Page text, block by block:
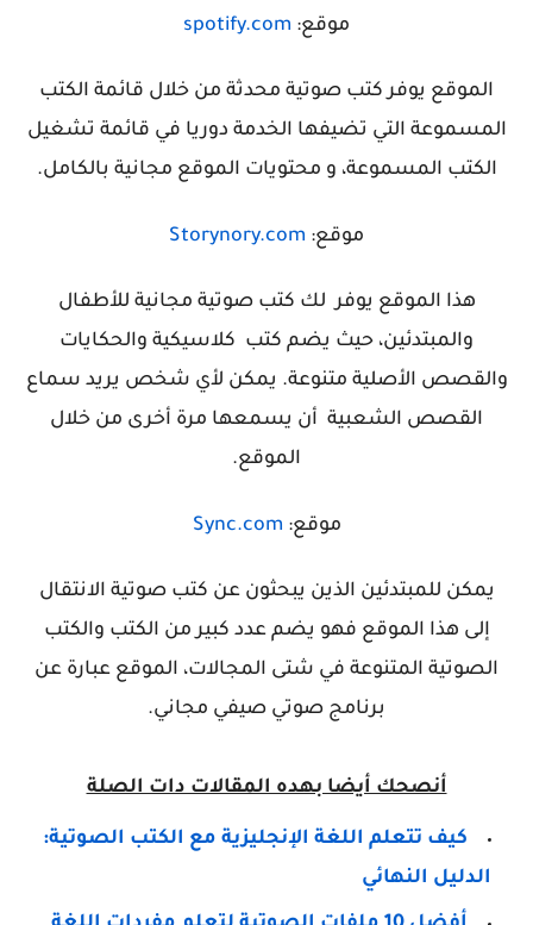
موقع: spotify.com
الموقع يوفر كتب صوتية محدثة من خلال قائمة الكتب
المسموعة التي تضيفها الخدمة دوريا في قائمة تشغيل
الكتب المسموعة، و محتويات الموقع مجانية بالكامل.
موقع: Storynory.com
هذا الموقع يوفر لك كتب صوتية مجانية للأطفال
والمبتدئين، حيث يضم كتب كلاسيكية والحكايات
والقصص الأصلية متنوعة. يمكن لأي شخص يريد سماع
القصص الشعبية أن يسمعها مرة أخرى من خلال
الموقع.
موقع: Sync.com
يمكن للمبتدئين الذين يبحثون عن كتب صوتية الانتقال
إلى هذا الموقع فهو يضم عدد كبير من الكتب والكتب
الصوتية المتنوعة في شتى المجالات، الموقع عبارة عن
برنامج صوتي صيفي مجاني.
أنصحك أيضا بهده المقالات دات الصلة
كيف تتعلم اللغة الإنجليزية مع الكتب الصوتية:
الدليل النهائي